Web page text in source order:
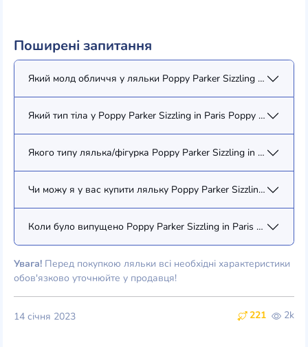
Поширені запитання
Який молд обличчя у ляльки Poppy Parker Sizzling in Paris
Який тип тіла у Poppy Parker Sizzling in Paris Poppy Parker
Якого типу лялька/фігурка Poppy Parker Sizzling in Paris
Чи можу я у вас купити ляльку Poppy Parker Sizzling in Paris
Коли було випущено Poppy Parker Sizzling in Paris Poppy
Увага! Перед покупкою ляльки всі необхідні характеристики
обов'язково уточнюйте у продавця!
221 2k
14 січня 2023